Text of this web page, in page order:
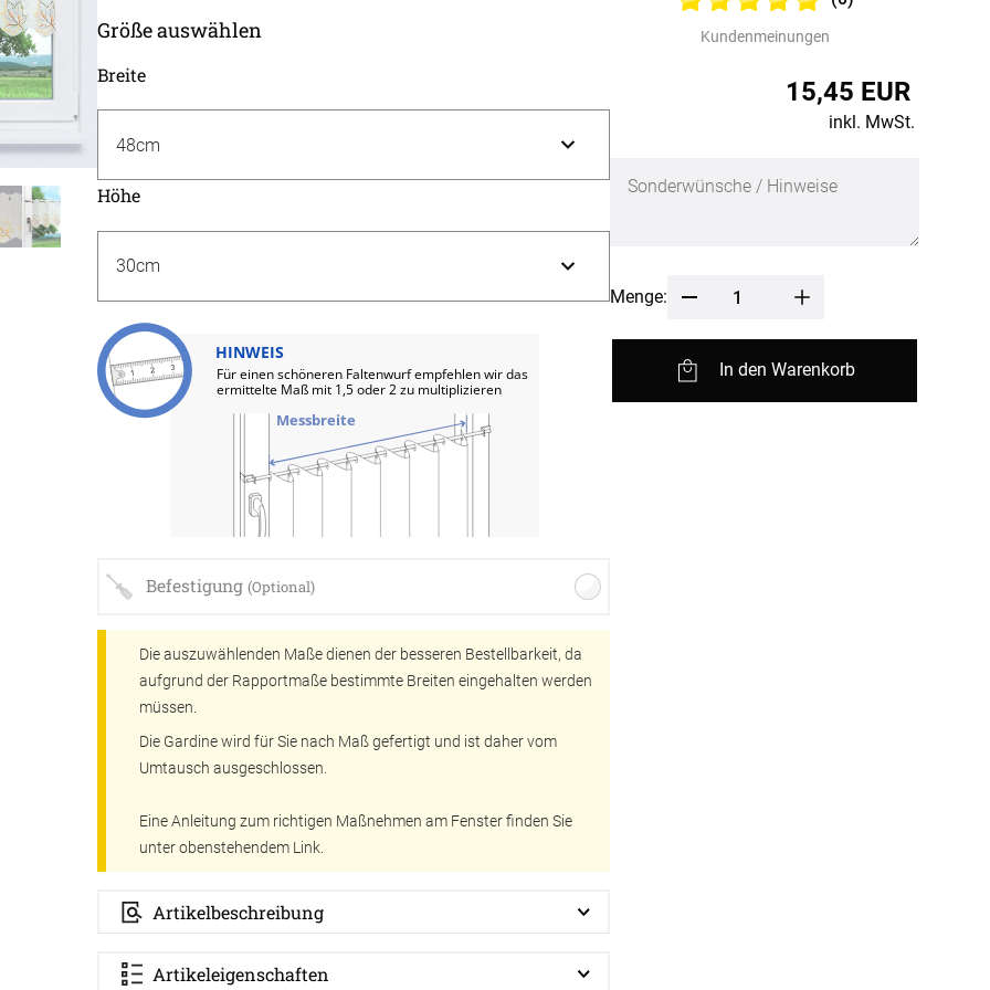
ÜBER UNS
Datenschutz
VERSAND
Kostenloser Musterversand
Widerruf
Größe auswählen
Breite
Höhe
Für einen schöneren Faltenwurf empfehlen wir das
ermittelte Maß mit 1,5 oder 2 zu multiplizieren
HINWEIS
Messbreite
Befestigung(Optional)
Die auszuwählenden Maße dienen der besseren Bestellbarkeit, da
aufgrund der Rapportmaße bestimmte Breiten eingehalten werden
müssen.
Die Gardine wird für Sie nach Maß gefertigt und ist daher vom
Umtausch ausgeschlossen.
Eine Anleitung zum richtigen Maßnehmen am Fenster finden Sie
unter obenstehendem Link.
Artikelbeschreibung
Artikeleigenschaften
Kundenmeinungen
15,45 EUR
inkl. MwSt.
Menge:
In den Warenkorb